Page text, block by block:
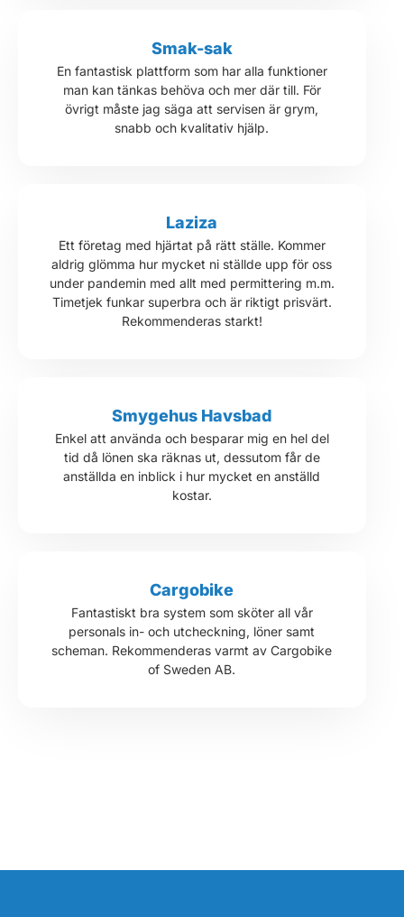
Smak-sak
En fantastisk plattform som har alla funktioner
man kan tänkas behöva och mer där till. För
övrigt måste jag säga att servisen är grym,
snabb och kvalitativ hjälp.
Laziza
Ett företag med hjärtat på rätt ställe. Kommer
aldrig glömma hur mycket ni ställde upp för oss
under pandemin med allt med permittering m.m.
Timetjek funkar superbra och är riktigt prisvärt.
Rekommenderas starkt!
Smygehus Havsbad
Enkel att använda och besparar mig en hel del
tid då lönen ska räknas ut, dessutom får de
anställda en inblick i hur mycket en anställd
kostar.
Cargobike
Fantastiskt bra system som sköter all vår
personals in- och utcheckning, löner samt
scheman. Rekommenderas varmt av Cargobike
of Sweden AB.